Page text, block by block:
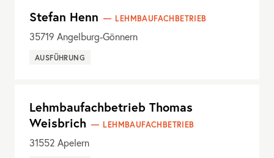
Stefan Henn LEHMBAUFACHBETRIEB
35719 Angelburg-Gönnern
AUSFÜHRUNG
Lehmbaufachbetrieb Thomas
Weisbrich
LEHMBAUFACHBETRIEB
31552 Apelern